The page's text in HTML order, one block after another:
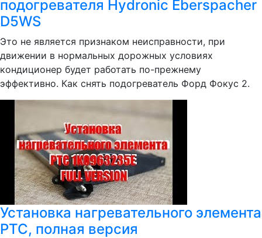
подогревателя Hydronic Eberspacher
D5WS
Это не является признаком неисправности, при
движении в нормальных дорожных условиях
кондиционер будет работать по-прежнему
эффективно. Как снять подогреватель Форд Фокус 2.
Установка нагревательного элемента
РТС, полная версия